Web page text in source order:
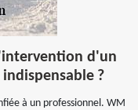
d'un
?
à un professionnel. WM